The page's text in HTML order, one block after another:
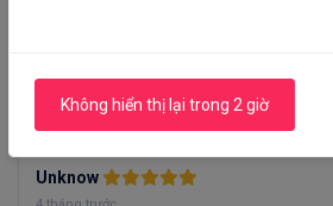
Nguyễn Sĩ Trung Trung
Dịch vụ Ổn
Unknow
Không hiển thị lại trong 2 giờ